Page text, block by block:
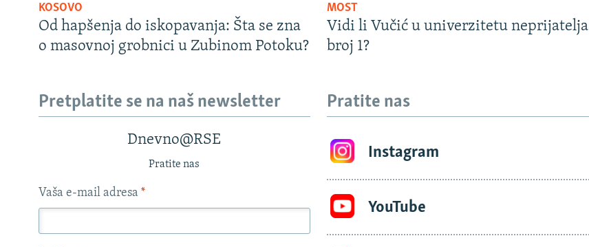
KOSOVO
Od hapšenja do iskopavanja: Šta se zna
o masovnoj grobnici u Zubinom Potoku?
MOST
Vidi li Vučić u univerzitetu neprijatelja
broj 1?
Pretplatite se na naš newsletter
Dnevno@RSE
Pratite nas
Vaša e-mail adresa *
Pratite nas
Instagram
YouTube